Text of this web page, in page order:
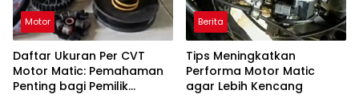
Motor
Daftar Ukuran Per CVT
Motor Matic: Pemahaman
Penting bagi Pemilik
Berita
Tips Meningkatkan
Performa Motor Matic
agar Lebih Kencang